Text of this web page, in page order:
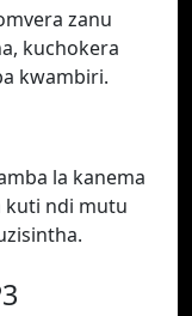
zanu
kuchokera
kwambiri.
la kanema
kuti ndi mutu